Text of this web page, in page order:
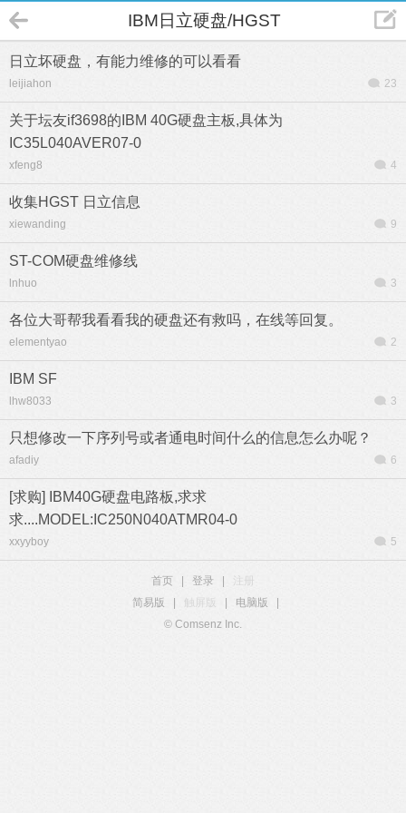
IBM日立硬盘/HGST
日立坏硬盘，有能力维修的可以看看
leijiahon 23
关于坛友if3698的IBM 40G硬盘主板,具体为
IC35L040AVER07-0
xfeng8 4
收集HGST 日立信息
xiewanding 9
ST-COM硬盘维修线
lnhuo 3
各位大哥帮我看看我的硬盘还有救吗，在线等回复。
elementyao 2
IBM SF
lhw8033 3
只想修改一下序列号或者通电时间什么的信息怎么办呢？
afadiy 6
[求购] IBM40G硬盘电路板,求求
求....MODEL:IC250N040ATMR04-0
xxyyboy 5
首页 登录
注册
简易版
触屏版 电脑版
© Comsenz Inc.